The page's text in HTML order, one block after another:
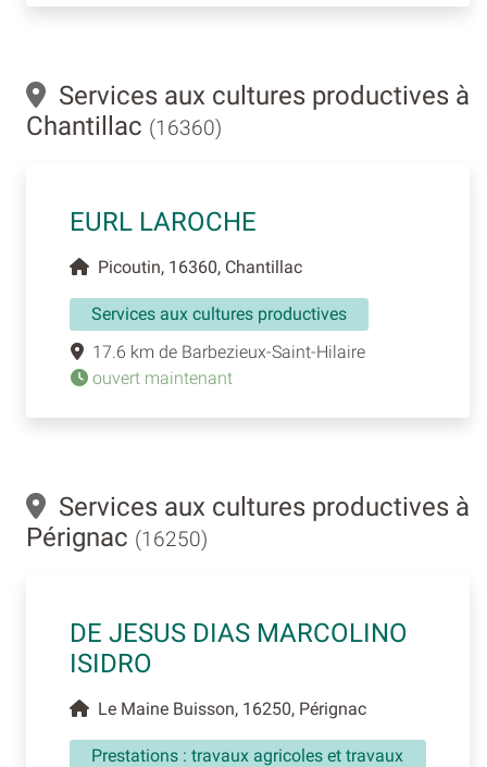
Services aux cultures productives à
Chantillac (16360)
EURL LAROCHE
Picoutin, 16360, Chantillac
Services aux cultures productives
17.6 km de Barbezieux-Saint-Hilaire
ouvert maintenant
Services aux cultures productives à
Pérignac (16250)
DE JESUS DIAS MARCOLINO
ISIDRO
Le Maine Buisson, 16250, Pérignac
Prestations : travaux agricoles et travaux